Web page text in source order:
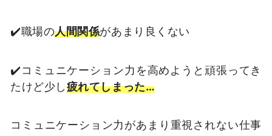
✔️職場の人間関係があまり良くない
✔️コミュニケーション力を高めようと頑張ってき
たけど少し疲れてしまった…
コミュニケーション力があまり重視されない仕事